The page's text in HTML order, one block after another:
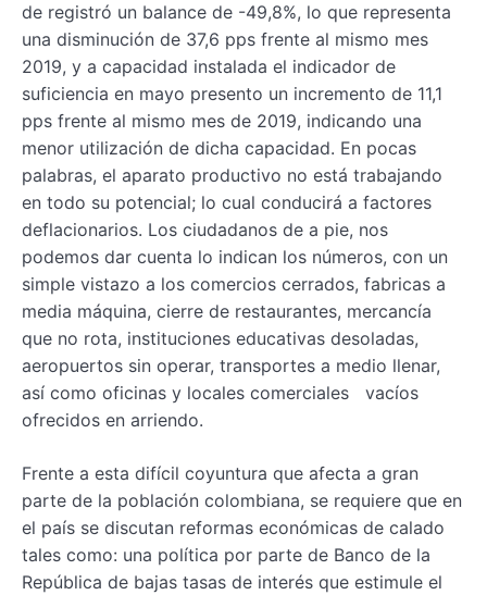
de registró un balance de -49,8%, lo que representa
una disminución de 37,6 pps frente al mismo mes
2019, y a capacidad instalada el indicador de
suficiencia en mayo presento un incremento de 11,1
pps frente al mismo mes de 2019, indicando una
menor utilización de dicha capacidad. En pocas
palabras, el aparato productivo no está trabajando
en todo su potencial; lo cual conducirá a factores
deflacionarios. Los ciudadanos de a pie, nos
podemos dar cuenta lo indican los números, con un
simple vistazo a los comercios cerrados, fabricas a
media máquina, cierre de restaurantes, mercancía
que no rota, instituciones educativas desoladas,
aeropuertos sin operar, transportes a medio llenar,
así como oficinas y locales comerciales vacíos
ofrecidos en arriendo.
Frente a esta difícil coyuntura que afecta a gran
parte de la población colombiana, se requiere que en
el país se discutan reformas económicas de calado
tales como: una política por parte de Banco de la
República de bajas tasas de interés que estimule el